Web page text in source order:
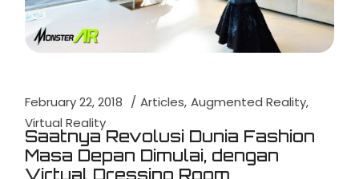
February 22, 2018 Articles Augmented Reality
Virtual Reality
Saatnya Revolusi Dunia Fashion
Masa Depan Dimulai, dengan
Virtual Dressing Room